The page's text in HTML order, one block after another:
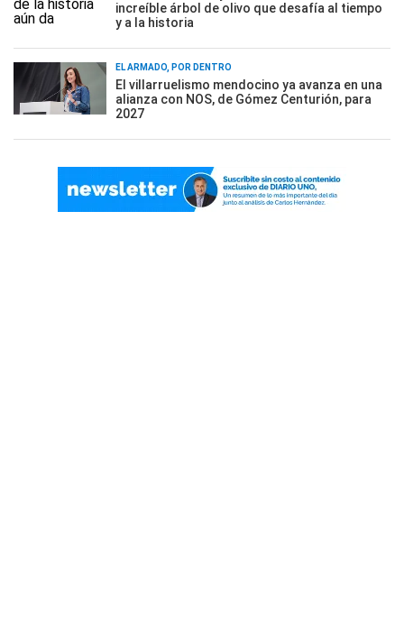
increíble árbol de olivo que desafía al tiempo
y a la historia
EL ARMADO, POR DENTRO
El villarruelismo mendocino ya avanza en una
alianza con NOS, de Gómez Centurión, para
2027